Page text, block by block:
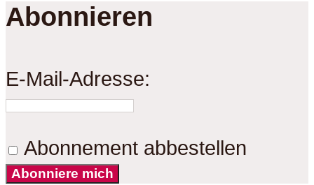
Abonnieren
E-Mail-Adresse:
Abonnement abbestellen
Abonniere mich